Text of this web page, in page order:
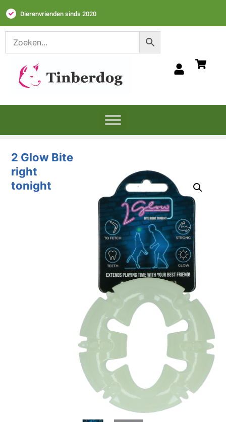
Dierenvrienden sinds 2020
2 Glow Bite
right
tonight